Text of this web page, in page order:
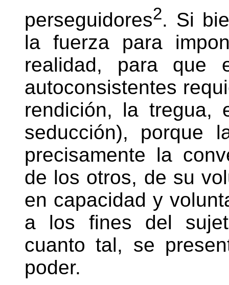
perseguidores2. Si
la fuerza para
realidad, para que
autoconsistentes
rendición, la tregua,
seducción), porque
precisamente la
de los otros, de su
en capacidad y
a los fines del
cuanto tal, se
poder.